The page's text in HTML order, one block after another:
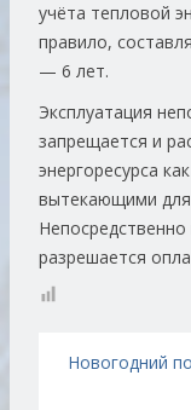
учёта тепловой
правило,
— 6 лет.
Эксплуатация
запрещается и
энергоресурса
вытекающими для
разрешается
Навигация по
Новогодний